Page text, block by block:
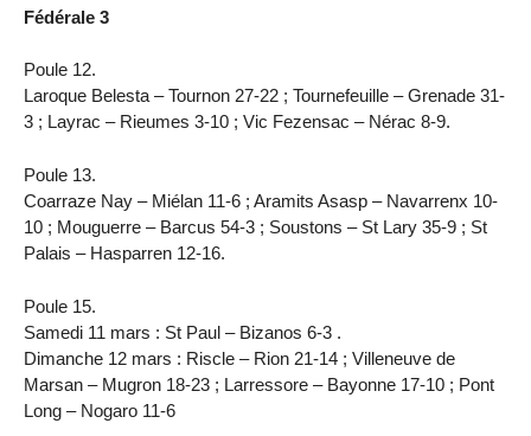
Fédérale 3
Poule 12.
Laroque Belesta – Tournon 27-22 ; Tournefeuille – Grenade 31-
3 ; Layrac – Rieumes 3-10 ; Vic Fezensac – Nérac 8-9.
Poule 13.
Coarraze Nay – Miélan 11-6 ; Aramits Asasp – Navarrenx 10-
10 ; Mouguerre – Barcus 54-3 ; Soustons – St Lary 35-9 ; St
Palais – Hasparren 12-16.
Poule 15.
Samedi 11 mars : St Paul – Bizanos 6-3 .
Dimanche 12 mars : Riscle – Rion 21-14 ; Villeneuve de
Marsan – Mugron 18-23 ; Larressore – Bayonne 17-10 ; Pont
Long – Nogaro 11-6